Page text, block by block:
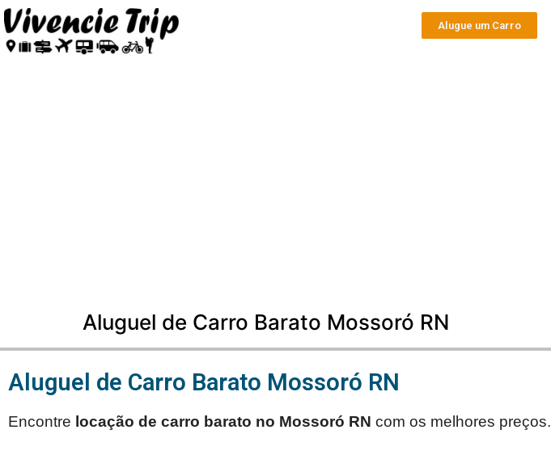
Alugue um Carro
Aluguel de Carro Barato Mossoró RN
Aluguel de Carro Barato Mossoró RN
Encontre locação de carro barato no Mossoró RN com os melhores preços.